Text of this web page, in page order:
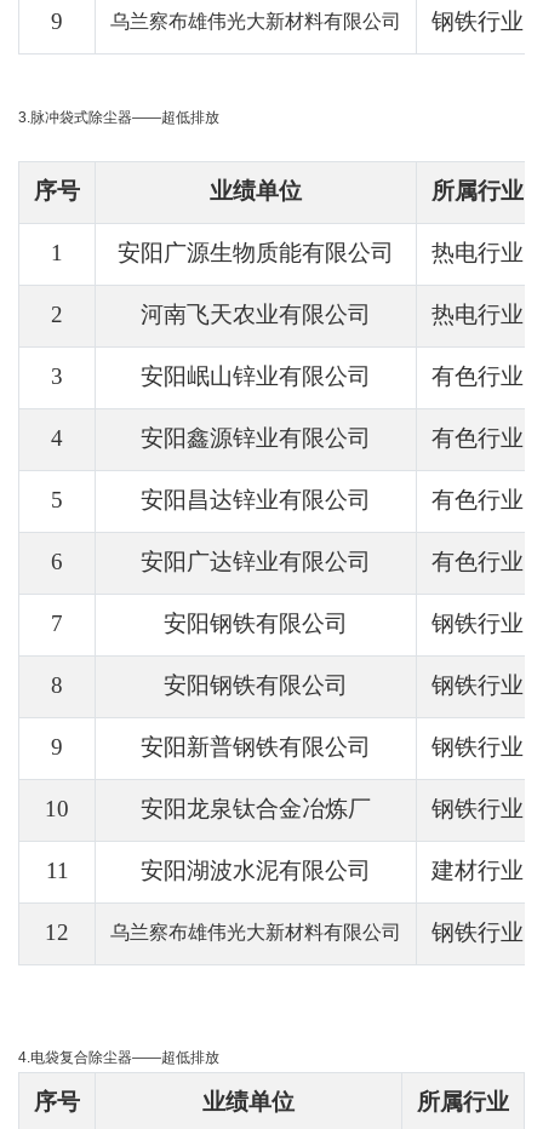
9 乌兰察布雄伟光大新材料有限公司 钢铁行业
3.脉冲袋式除尘器——超低排放
序号 业绩单位 所属行业
1 安阳广源生物质能有限公司 热电行业
2 河南飞天农业有限公司 热电行业
3 安阳岷山锌业有限公司 有色行业
4 安阳鑫源锌业有限公司 有色行业
5 安阳昌达锌业有限公司 有色行业
6 安阳广达锌业有限公司 有色行业
7 安阳钢铁有限公司 钢铁行业
8 安阳钢铁有限公司 钢铁行业
9 安阳新普钢铁有限公司 钢铁行业
10 安阳龙泉钛合金冶炼厂 钢铁行业
11 安阳湖波水泥有限公司 建材行业
12 乌兰察布雄伟光大新材料有限公司 钢铁行业
4.电袋复合除尘器——超低排放
序号 业绩单位 所属行业